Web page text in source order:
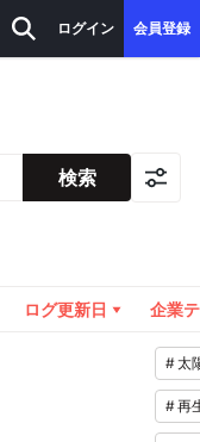
ログイン 会員登録
検索
ログ更新日 企業
#太
#再